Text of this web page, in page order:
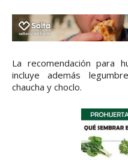
La recomendación para
incluye además
chaucha y choclo.